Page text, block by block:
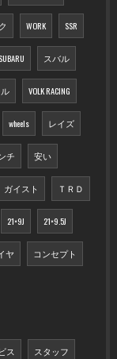
WORK SSR
SUBARU スバル
VOLK RACING
wheels レイズ
チ 安い
ガイスト ＴＲＤ
21×9J 21×9.5J
ヤ コンセプト
ス スタッフ